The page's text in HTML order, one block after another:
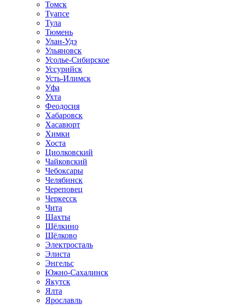
Томск
Туапсе
Тула
Тюмень
Улан-Удэ
Ульяновск
Усолье-Сибирское
Уссурийск
Усть-Илимск
Уфа
Ухта
Феодосия
Хабаровск
Хасавюрт
Химки
Хоста
Циолковский
Чайковский
Чебоксары
Челябинск
Череповец
Черкесск
Чита
Шахты
Щёлкино
Щёлково
Электросталь
Элиста
Энгельс
Южно-Сахалинск
Якутск
Ялта
Ярославль